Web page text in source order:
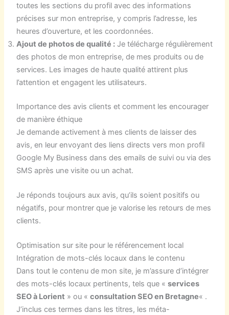
toutes les sections du profil avec des informations
précises sur mon entreprise, y compris l’adresse, les
heures d’ouverture, et les coordonnées.
Ajout de photos de qualité :Je télécharge régulièrement
des photos de mon entreprise, de mes produits ou de
services. Les images de haute qualité attirent plus
l’attention et engagent les utilisateurs.
Importance des avis clients et comment les encourager
de manière éthique
Je demande activement à mes clients de laisser des
avis, en leur envoyant des liens directs vers mon profil
Google My Business dans des emails de suivi ou via des
SMS après une visite ou un achat.
Je réponds toujours aux avis, qu’ils soient positifs ou
négatifs, pour montrer que je valorise les retours de mes
clients.
Optimisation sur site pour le référencement local
Intégration de mots-clés locaux dans le contenu
Dans tout le contenu de mon site, je m’assure d’intégrer
des mots-clés locaux pertinents, tels que « services
SEO à Lorient » ou « consultation SEO en Bretagne« .
J’inclus ces termes dans les titres, les méta-